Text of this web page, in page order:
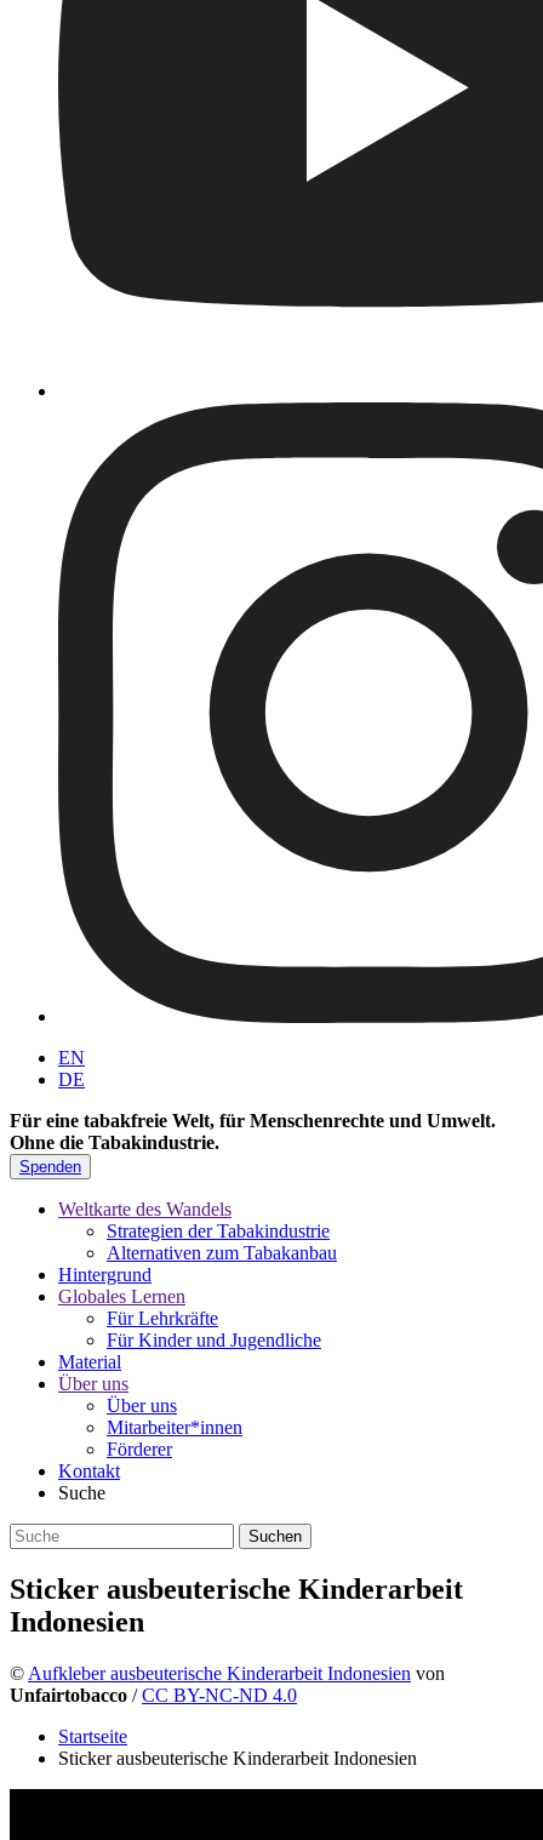
EN
DE
Für eine tabakfreie Welt, für Menschenrechte und Umwelt.
Ohne die Tabakindustrie.
Spenden
Weltkarte des Wandels
Strategien der Tabakindustrie
Alternativen zum Tabakanbau
Hintergrund
Globales Lernen
Für Lehrkräfte
Für Kinder und Jugendliche
Material
Über uns
Über uns
Mitarbeiter*innen
Förderer
Kontakt
Suche
Sticker ausbeuterische Kinderarbeit
Indonesien
© Aufkleber ausbeuterische Kinderarbeit Indonesien von
Unfairtobacco /CC BY-NC-ND 4.0
Startseite
Sticker ausbeuterische Kinderarbeit Indonesien